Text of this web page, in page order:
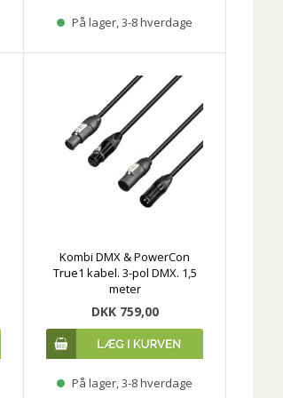
På lager, 3-8 hverdage
Kombi DMX & PowerCon
True1 kabel. 3-pol DMX. 1,5
meter
DKK 759,00
På lager, 3-8 hverdage